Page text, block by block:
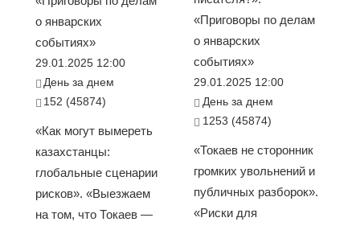
о январских
событиях»
29.01.2025 12:00
День за днем
152 (45874)
«Как могут вымереть
казахстанцы:
глобальные сценарии
рисков». «Выезжаем
на том, что Токаев —
«Приговоры по делам
о январских
событиях»
29.01.2025 12:00
День за днем
1253 (45874)
«Токаев не сторонник
громких увольнений и
публичных разборок».
«Риски для